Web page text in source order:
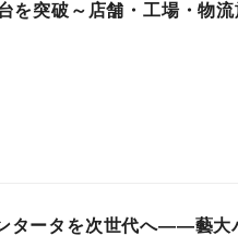
を突破～店舗・工場・物
タータを次世代へ——藝大